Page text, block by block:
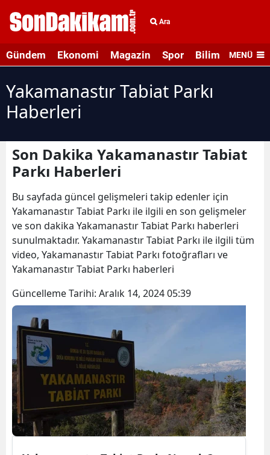
Ara
Gündem Ekonomi Magazin Spor Bilim veMENÜ
Yakamanastır Tabiat Parkı
Haberleri
Son Dakika Yakamanastır Tabiat
Parkı Haberleri
Bu sayfada güncel gelişmeleri takip edenler için
Yakamanastır Tabiat Parkı ile ilgili en son gelişmeler
ve son dakika Yakamanastır Tabiat Parkı haberleri
sunulmaktadır. Yakamanastır Tabiat Parkı ile ilgili tüm
video, Yakamanastır Tabiat Parkı fotoğrafları ve
Yakamanastır Tabiat Parkı haberleri
Güncelleme Tarihi: Aralık 14, 2024 05:39